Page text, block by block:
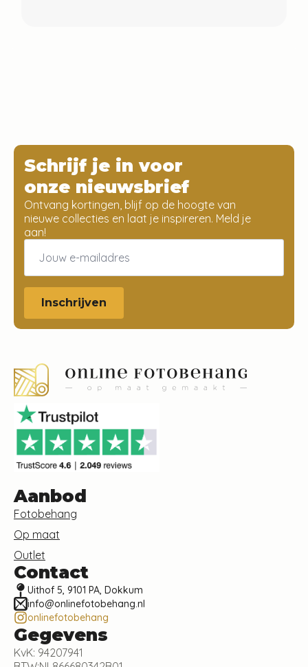
Schrijf je in voor
onze nieuwsbrief
Ontvang kortingen, blijf op de hoogte van
nieuwe collecties en laat je inspireren. Meld je
aan!
Email
Inschrijven
Aanbod
Fotobehang
Op maat
Outlet
Contact
Uithof 5, 9101 PA, Dokkum
info@onlinefotobehang.nl
onlinefotobehang
Gegevens
KvK: 94207941